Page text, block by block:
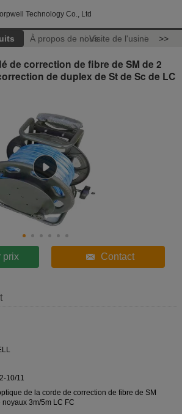
Technology Co., Ltd
À propos de nousVisite de l'usine >>
de correction de fibre de SM de 2
de duplex de St de Sc de LC
prix Contact
10/11
de la corde de correction de fibre de SM
noyaux 3m/5m LC FC